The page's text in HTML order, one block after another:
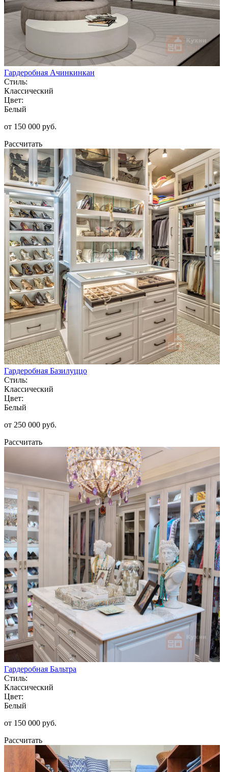
Гардеробная Ачинкинкан
Стиль:
Классический
Цвет:
Белый
от 150 000 руб.
Рассчитать
Гардеробная Базилуццо
Стиль:
Классический
Цвет:
Белый
от 250 000 руб.
Рассчитать
Гардеробная Бальтра
Стиль:
Классический
Цвет:
Белый
от 150 000 руб.
Рассчитать